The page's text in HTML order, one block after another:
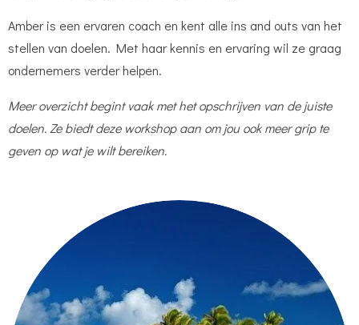
Amber is een ervaren coach en kent alle ins and outs van het
stellen van doelen. Met haar kennis en ervaring wil ze graag
ondernemers verder helpen.
Meer overzicht begint vaak met het opschrijven van de juiste
doelen. Ze biedt deze workshop aan om jou ook meer grip te
geven op wat je wilt bereiken.